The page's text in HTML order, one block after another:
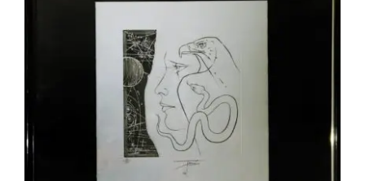
Pierre-Yves Trémois – Vénus